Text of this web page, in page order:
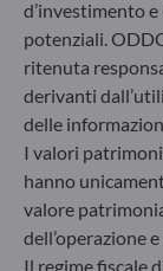
Germania
+49 (0) 69 920 50
Società di
Bundesanstalt für
Registro delle
di Düsseldorf
ODDO BHF Asset
d’investimento
potenziali.
ritenuta
derivanti
delle
I valori
hanno
valore
dell’operazione
Il regime fiscale